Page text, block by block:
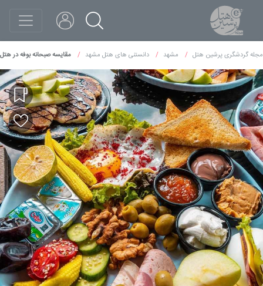
مجله گردشگری پرشین هتل مشهد دانستنی های هتل مشهد مقایسه صبحانه بوفه در